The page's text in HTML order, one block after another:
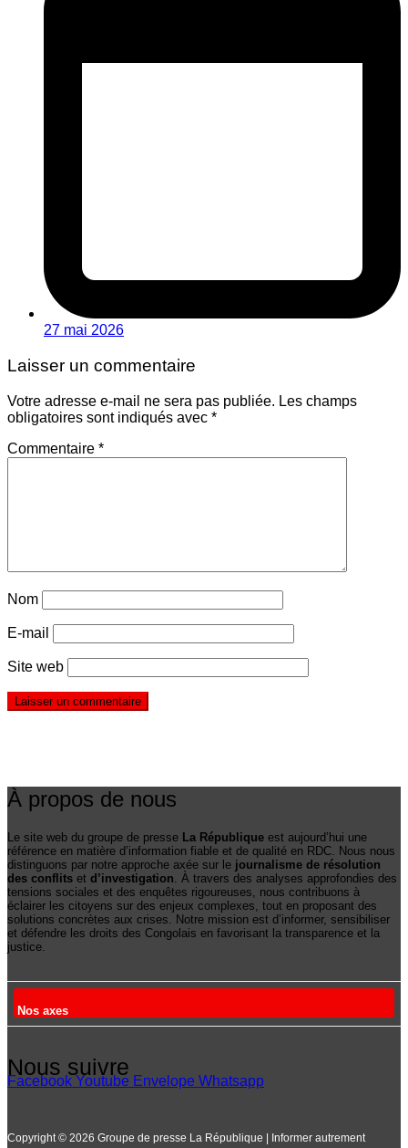
27 mai 2026
Laisser un commentaire
Votre adresse e-mail ne sera pas publiée. Les champs
obligatoires sont indiqués avec *
Commentaire *
Nom
E-mail
Site web
À propos de nous
Le site web du groupe de presse La République est aujourd’hui une
référence en matière d’information fiable et de qualité en RDC. Nous nous
distinguons par notre approche axée sur le journalisme de résolution
des conflits et d’investigation . À travers des analyses approfondies des
tensions sociales et des enquêtes rigoureuses, nous contribuons à
éclairer les citoyens sur des enjeux complexes, tout en proposant des
solutions concrètes aux crises. Notre mission est d’informer, sensibiliser
et défendre les droits des Congolais en favorisant la transparence et la
justice.
Nos axes
Nous suivre
Facebook Youtube Envelope Whatsapp
Copyright © 2026 Groupe de presse La République | Informer autrement